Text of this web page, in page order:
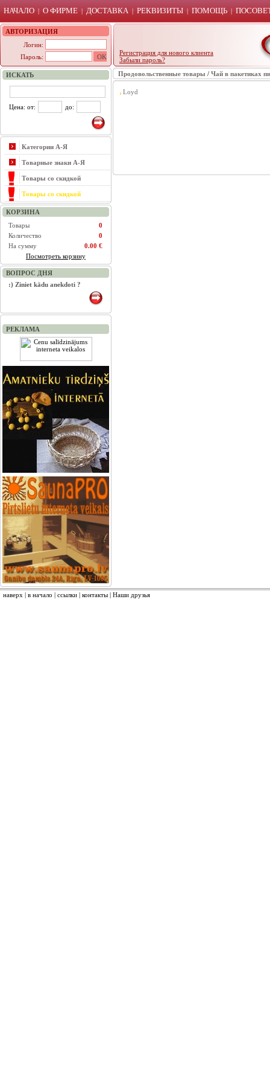
НАЧАЛО | О ФИРМЕ | ДОСТАВКА | РЕКВИЗИТЫ | ПОМОЩЬ |
АВТОРИЗАЦИЯ
Логин:
Пароль:
Регистрация для нового клиента
Забыли пароль?
ИСКАТЬ
Цена: от: до:
Категории А-Я
Товарные знаки А-Я
Товары со скидкой
Товары со скидкой
КОРЗИНА
Товары
0
Количество
0
На сумму
0.00 €
Посмотреть корзину
ВОПРОС ДНЯ
:) Ziniet kādu anekdoti ?
РЕКЛАМА
Продовольственные товары / Чай в пакетиках
Loyd
наверх | в начало | ссылки | контакты | Наши друзья